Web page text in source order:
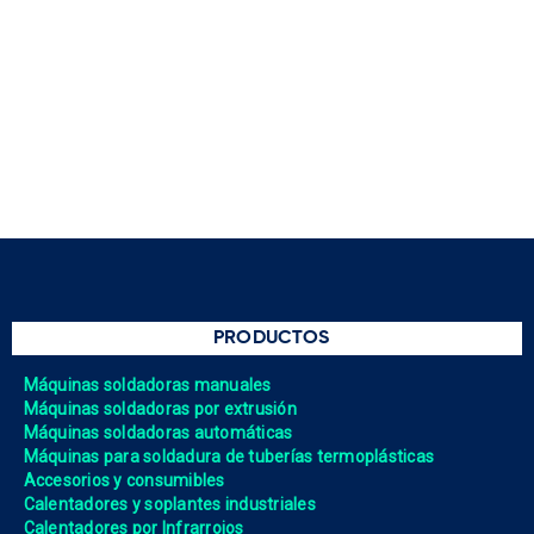
PRODUCTOS
Máquinas soldadoras manuales
Máquinas soldadoras por extrusión
Máquinas soldadoras automáticas
Máquinas para soldadura de tuberías termoplásticas
Accesorios y consumibles
Calentadores y soplantes industriales
Calentadores por Infrarrojos